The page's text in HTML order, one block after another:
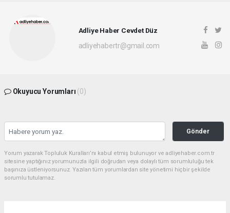
Adliye Haber Cevdet Düz
adliyehabertr@gmail.com
Okuyucu Yorumları (0)
Gönder
Yorum yazarak Topluluk Kuralları’nı kabul etmiş bulunuyor ve adliyehaber.com.tr
sitesine yaptığınız yorumunuzla ilgili doğrudan veya dolaylı tüm sorumluluğu tek
başınıza üstleniyorsunuz. Yazılan tüm yorumlardan site yönetimi hiçbir şekilde
sorumlu tutulamaz.